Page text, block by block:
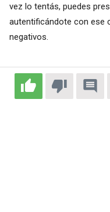
vez lo tentás, puedes
autentificándote con ese
negativos.